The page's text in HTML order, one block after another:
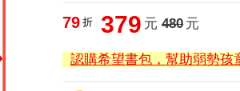
79 折 379 元 480元
認購希望書包，幫助弱勢孩